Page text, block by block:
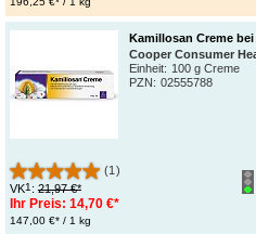
Kamillosan Creme
Cooper Consumer
Einheit: 100 g Creme
PZN : 02555788
(1)
VK1 : 21,97 €*
Ihr Preis: 14,70 €*
147,00 €* / 1 kg